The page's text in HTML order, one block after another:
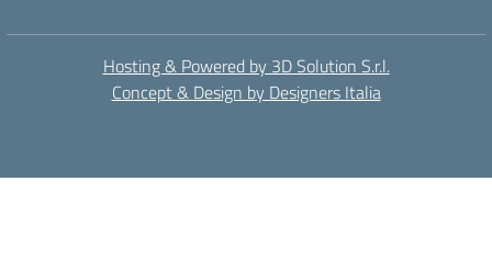
Hosting & Powered by 3D Solution S.r.l.
Concept & Design by Designers Italia